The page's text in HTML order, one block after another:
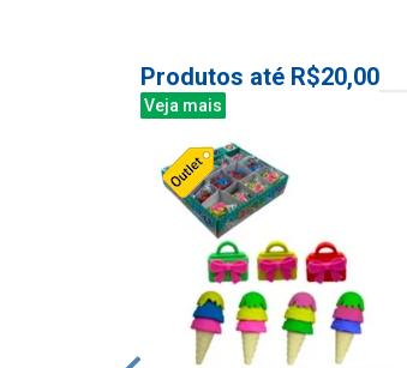
Produtos até R$20,00
Veja mais